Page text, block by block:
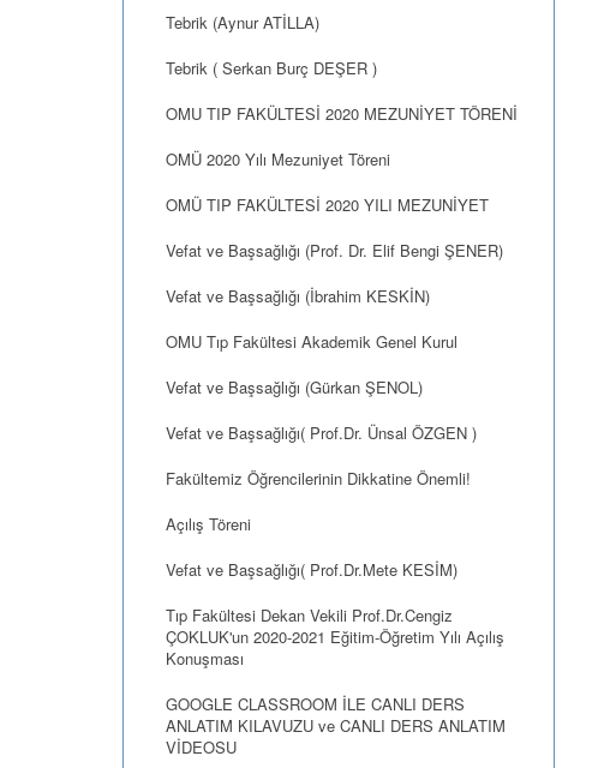
Tebrik (Aynur ATİLLA)
Tebrik ( Serkan Burç DEŞER )
OMU TIP FAKÜLTESİ 2020 MEZUNİYET TÖRENİ
OMÜ 2020 Yılı Mezuniyet Töreni
OMÜ TIP FAKÜLTESİ 2020 YILI MEZUNİYET
Vefat ve Başsağlığı (Prof. Dr. Elif Bengi ŞENER)
Vefat ve Başsağlığı (İbrahim KESKİN)
OMU Tıp Fakültesi Akademik Genel Kurul
Vefat ve Başsağlığı (Gürkan ŞENOL)
Vefat ve Başsağlığı( Prof.Dr. Ünsal ÖZGEN )
Fakültemiz Öğrencilerinin Dikkatine Önemli!
Açılış Töreni
Vefat ve Başsağlığı( Prof.Dr.Mete KESİM)
Tıp Fakültesi Dekan Vekili Prof.Dr.Cengiz
ÇOKLUK'un 2020-2021 Eğitim-Öğretim Yılı Açılış
Konuşması
GOOGLE CLASSROOM İLE CANLI DERS
ANLATIM KILAVUZU ve CANLI DERS ANLATIM
VİDEOSU